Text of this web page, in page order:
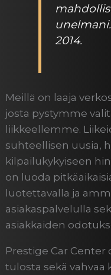
unelmani.
2014.
Meillä on laaja
josta pystymme
liikkeellemme.
suhteellisen uusia,
kilpailukykyiseen
on luoda
luotettavalla ja
asiakaspalvelulla
asiakkaiden
Prestige Car
tulosta sekä vahvaa